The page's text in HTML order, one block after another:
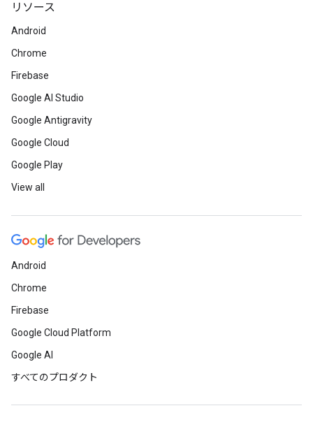
リソース
Android
Chrome
Firebase
Google AI Studio
Google Antigravity
Google Cloud
Google Play
View all
Android
Chrome
Firebase
Google Cloud Platform
Google AI
すべてのプロダクト